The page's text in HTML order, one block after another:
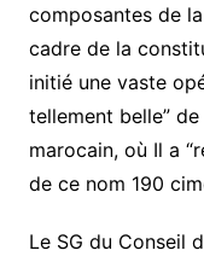
composantes de
cadre de la
initié une vaste
tellement belle”
marocain, où Il a
de ce nom 190
Le SG du Conseil